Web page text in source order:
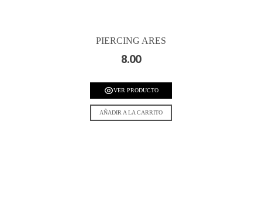
PIERCING ARES
8.00
VER PRODUCTO
AÑADIR A LA CARRITO